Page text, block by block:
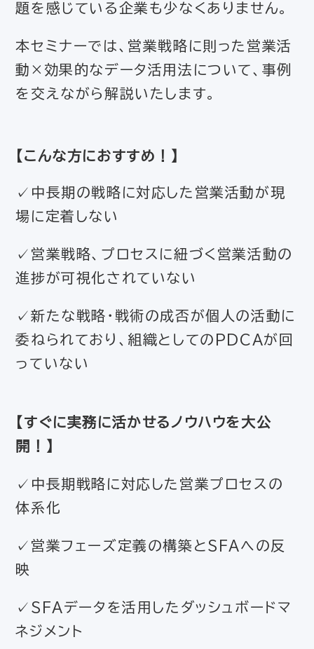
題を感じている企業も少なくありません。
本セミナーでは、営業戦略に則った営業活
動×効果的なデータ活用法について、事例
を交えながら解説いたします。
【 こんな方におすすめ！ 】
✓中長期の戦略に対応した営業活動が現
場に定着しない
✓営業戦略、プロセスに紐づく営業活動の
進捗が可視化されていない
✓新たな戦略・戦術の成否が個人の活動に
委ねられており、組織としてのPDCAが回
っていない
【すぐに実務に活かせるノウハウを大公
開！】
✓中長期戦略に対応した営業プロセスの
体系化
✓営業フェーズ定義の構築とSFAへの反
映
✓SFAデータを活用したダッシュボードマ
ネジメント